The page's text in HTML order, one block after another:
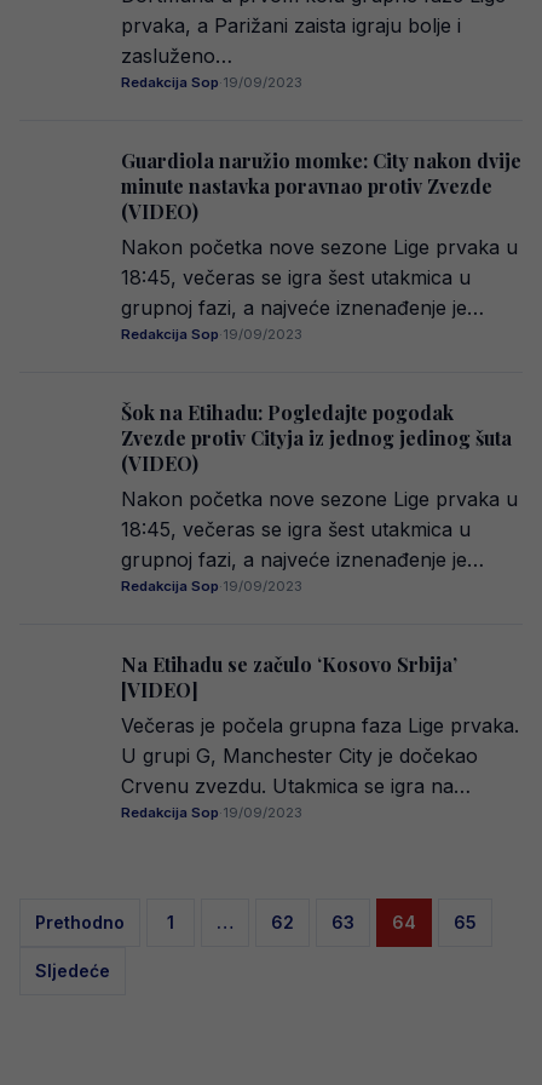
prvaka, a Parižani zaista igraju bolje i
zasluženo…
Redakcija Sop·19/09/2023
Guardiola naružio momke: City nakon dvije
minute nastavka poravnao protiv Zvezde
(VIDEO)
Nakon početka nove sezone Lige prvaka u
18:45, večeras se igra šest utakmica u
grupnoj fazi, a najveće iznenađenje je…
Redakcija Sop·19/09/2023
Šok na Etihadu: Pogledajte pogodak
Zvezde protiv Cityja iz jednog jedinog šuta
(VIDEO)
Nakon početka nove sezone Lige prvaka u
18:45, večeras se igra šest utakmica u
grupnoj fazi, a najveće iznenađenje je…
Redakcija Sop·19/09/2023
Na Etihadu se začulo ‘Kosovo Srbija’
[VIDEO]
Večeras je počela grupna faza Lige prvaka.
U grupi G, Manchester City je dočekao
Crvenu zvezdu. Utakmica se igra na…
Redakcija Sop·19/09/2023
Posts
pagination
Prethodno 1 … 62 63 64 65
Sljedeće